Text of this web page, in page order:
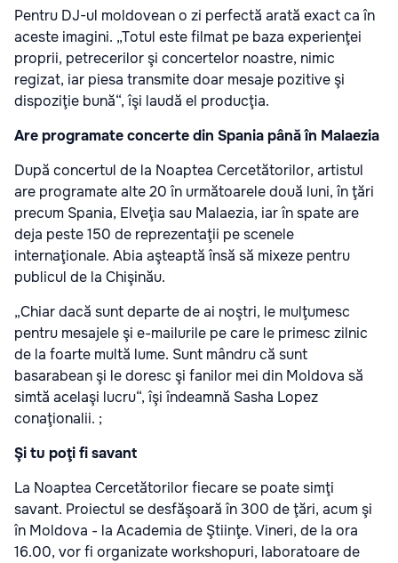
Pentru DJ-ul moldovean o zi perfectă arată exact ca în
aceste imagini. „Totul este filmat pe baza experienţei
proprii, petrecerilor şi concertelor noastre, nimic
regizat, iar piesa transmite doar mesaje pozitive şi
dispoziţie bună“, îşi laudă el producţia.
Are programate concerte din Spania până în Malaezia
După concertul de la Noaptea Cercetătorilor, artistul
are programate alte 20 în următoarele două luni, în ţări
precum Spania, Elveţia sau Malaezia, iar în spate are
deja peste 150 de reprezentaţii pe scenele
internaţionale. Abia aşteaptă însă să mixeze pentru
publicul de la Chişinău.
„Chiar dacă sunt departe de ai noştri, le mulţumesc
pentru mesajele şi e-mailurile pe care le primesc zilnic
de la foarte multă lume. Sunt mândru că sunt
basarabean şi le doresc şi fanilor mei din Moldova să
simtă acelaşi lucru“, îşi îndeamnă Sasha Lopez
conaţionalii. ;
Şi tu poţi fi savant
La Noaptea Cercetătorilor fiecare se poate simţi
savant. Proiectul se desfăşoară în 300 de ţări, acum şi
în Moldova - la Academia de Ştiinţe. Vineri, de la ora
16.00, vor fi organizate workshopuri, laboratoare de